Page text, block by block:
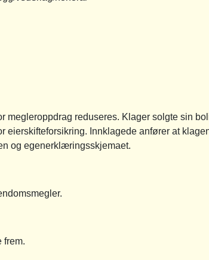
megleroppdrag reduseres. Klager solgte sin
eierskifteforsikring. Innklagede anfører at
og egenerklæringsskjemaet.
frem.